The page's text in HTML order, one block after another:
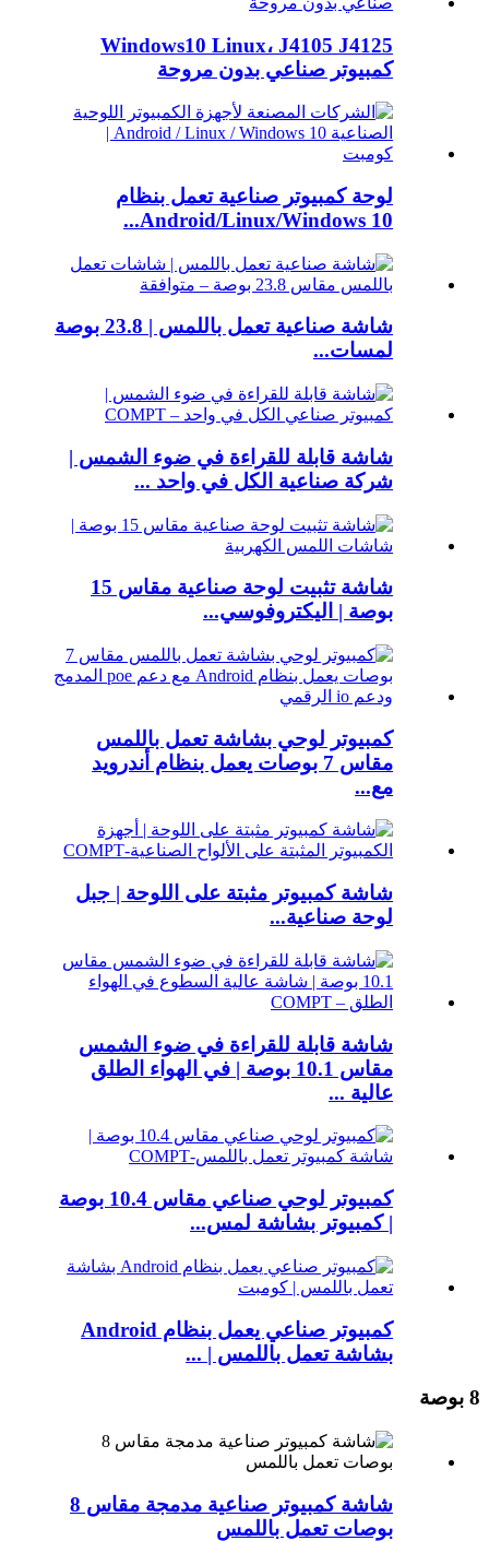
Windows10 Linux، J4105 J4125
كمبيوتر صناعي بدون مروحة
لوحة كمبيوتر صناعية تعمل بنظام
Android/Linux/Windows 10...
شاشة صناعية تعمل باللمس | 23.8 بوصة
لمسات...
شاشة قابلة للقراءة في ضوء الشمس |
شركة صناعية الكل في واحد ...
شاشة تثبيت لوحة صناعية مقاس 15
بوصة | اليكتروفوسي...
كمبيوتر لوحي بشاشة تعمل باللمس
مقاس 7 بوصات يعمل بنظام أندرويد
مع...
شاشة كمبيوتر مثبتة على اللوحة | جبل
لوحة صناعية...
شاشة قابلة للقراءة في ضوء الشمس
مقاس 10.1 بوصة | في الهواء الطلق
عالية ...
كمبيوتر لوحي صناعي مقاس 10.4 بوصة
| كمبيوتر بشاشة لمس...
كمبيوتر صناعي يعمل بنظام Android
بشاشة تعمل باللمس | ...
8 بوصة
شاشة كمبيوتر صناعية مدمجة مقاس 8
بوصات تعمل باللمس